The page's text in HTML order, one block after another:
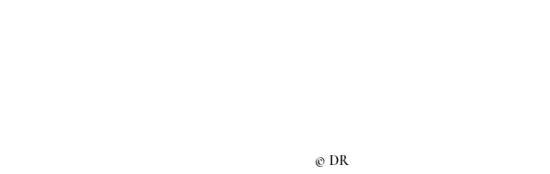
© DR